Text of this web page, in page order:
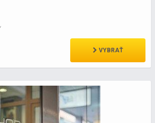
VYBRAŤ